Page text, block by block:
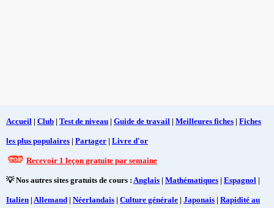
Accueil | Club | Test de niveau | Guide de travail | Meilleures fiches | Fiches
les plus populaires | Partager | Livre d'or
Recevoir 1 leçon gratuite par semaine
💡 Nos autres sites gratuits de cours : Anglais | Mathématiques | Espagnol |
Italien | Allemand | Néerlandais | Culture générale | Japonais | Rapidité au